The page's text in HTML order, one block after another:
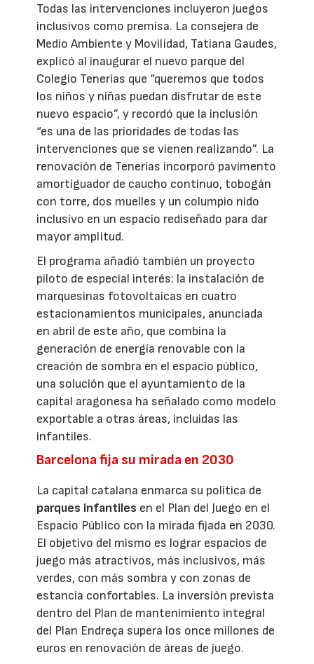
Todas las intervenciones incluyeron juegos
inclusivos como premisa. La consejera de
Medio Ambiente y Movilidad, Tatiana Gaudes,
explicó al inaugurar el nuevo parque del
Colegio Tenerías que “queremos que todos
los niños y niñas puedan disfrutar de este
nuevo espacio”, y recordó que la inclusión
“es una de las prioridades de todas las
intervenciones que se vienen realizando”. La
renovación de Tenerías incorporó pavimento
amortiguador de caucho continuo, tobogán
con torre, dos muelles y un columpio nido
inclusivo en un espacio rediseñado para dar
mayor amplitud.
El programa añadió también un proyecto
piloto de especial interés: la instalación de
marquesinas fotovoltaicas en cuatro
estacionamientos municipales, anunciada
en abril de este año, que combina la
generación de energía renovable con la
creación de sombra en el espacio público,
una solución que el ayuntamiento de la
capital aragonesa ha señalado como modelo
exportable a otras áreas, incluidas las
infantiles.
Barcelona fija su mirada en 2030
La capital catalana enmarca su política de
parques infantiles en el Plan del Juego en el
Espacio Público con la mirada fijada en 2030.
El objetivo del mismo es lograr espacios de
juego más atractivos, más inclusivos, más
verdes, con más sombra y con zonas de
estancia confortables. La inversión prevista
dentro del Plan de mantenimiento integral
del Plan Endreça supera los once millones de
euros en renovación de áreas de juego.